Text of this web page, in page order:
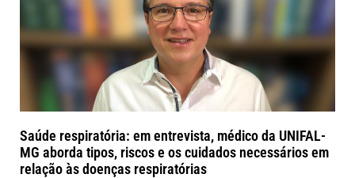
Saúde respiratória: em entrevista, médico da UNIFAL-
MG aborda tipos, riscos e os cuidados necessários em
relação às doenças respiratórias